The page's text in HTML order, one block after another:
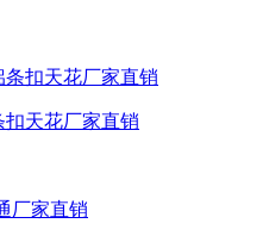
天花厂家直销